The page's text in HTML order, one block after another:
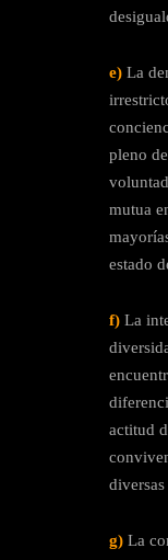
e) La
pleno
mutua
estado
f) La
actitud
g) La